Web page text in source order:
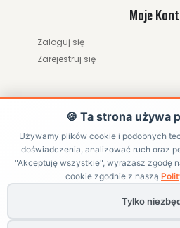
Moje
Zaloguj się
Zarejestruj się
ZWRÓĆ ZAMÓWIENIE /
🍪 Ta strona używa
Używamy plików cookie i podobnych
doświadczenia, analizować ruch oraz
"Akceptuję wszystkie", wyrażasz zgodę
cookie zgodnie z naszą
Tylko